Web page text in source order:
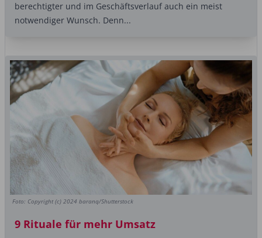
berechtigter und im Geschäftsverlauf auch ein meist
notwendiger Wunsch. Denn...
Foto: Copyright (c) 2024 baranq/Shutterstock
9 Rituale für mehr Umsatz